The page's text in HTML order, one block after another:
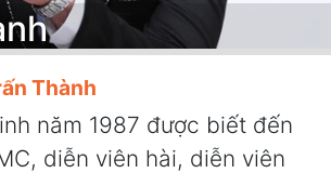
Thành
năm 1987 được biết đến
diễn viên hài, diễn viên